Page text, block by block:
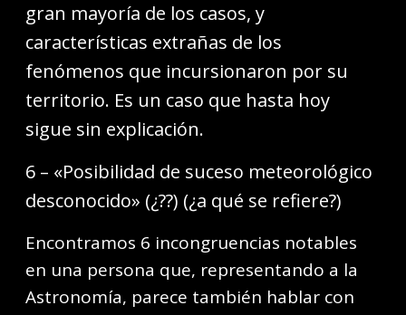
gran mayoría de los casos, y
características extrañas de los
fenómenos que incursionaron por su
territorio. Es un caso que hasta hoy
sigue sin explicación.
6 – «Posibilidad de suceso meteorológico
desconocido» (¿??) (¿a qué se refiere?)
Encontramos 6 incongruencias notables
en una persona que, representando a la
Astronomía, parece también hablar con